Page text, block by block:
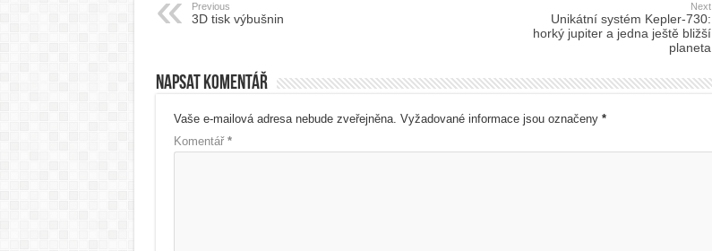
Previous
3D tisk výbušnin
Next
Unikátní systém Kepler-730:
horký jupiter a jedna ještě bližší
planeta
Napsat komentář
Vaše e-mailová adresa nebude zveřejněna. Vyžadované informace jsou označeny *
Komentář *